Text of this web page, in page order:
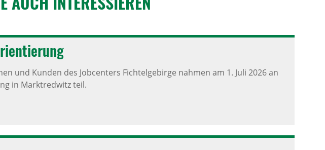
und Kunden des Jobcenters Fichtelgebirge nahmen am 1. Juli 2026 an
in Marktredwitz teil.